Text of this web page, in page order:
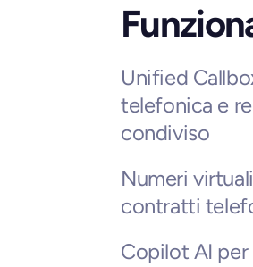
Unified
telefonica e
condiviso
Numeri
contratti
Copilot AI